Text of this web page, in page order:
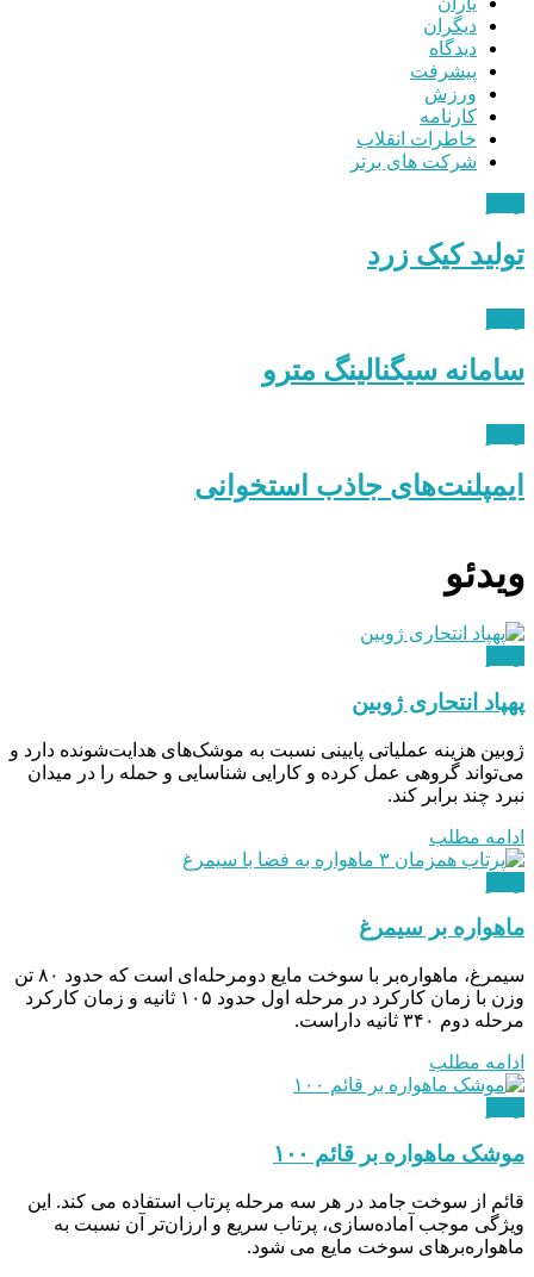
دیگران
دیدگاه
پیشرفت
ورزش
کارنامه
خاطرات انقلاب
شرکت های برتر
تولید کیک زرد
سامانه سیگنالینگ مترو
ایمپلنت‌های جاذب استخوانی
ویدئو
پهپاد انتحاری ژوبین
ژوبین هزینه عملیاتی پایینی نسبت به موشک‌های هدایت‌شونده دارد و
می‌تواند گروهی عمل کرده و کارایی شناسایی و حمله را در میدان
نبرد چند برابر کند.
ادامه مطلب
ماهواره بر سیمرغ
سیمرغ، ماهواره‌بر با سوخت مایع دومرحله‌ای است که حدود ۸۰ تن
وزن با زمان کارکرد در مرحله اول حدود ۱۰۵ ثانیه و زمان کارکرد
مرحله دوم ۳۴۰ ثانیه داراست.
ادامه مطلب
موشک ماهواره بر قائم ۱۰۰
قائم از سوخت جامد در هر سه مرحله پرتاب استفاده می کند. این
ویژگی موجب آماده‌سازی، پرتاب سریع‌ و ارزان‌تر آن نسبت به
ماهواره‌بر‌های سوخت مایع می شود.